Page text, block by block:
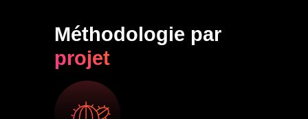
Méthodologie par
projet